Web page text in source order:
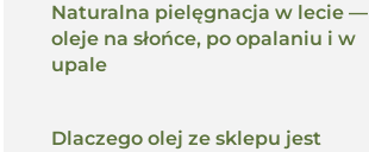
Naturalna pielęgnacja w lecie —
oleje na słońce, po opalaniu i w
upale
Dlaczego olej ze sklepu jest